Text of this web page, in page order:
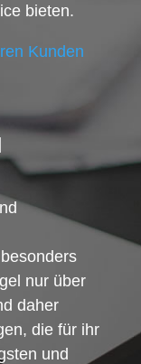
bieten.
Kunden
nur über
daher
die für ihr
und